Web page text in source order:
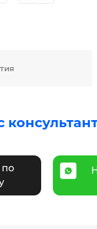
по